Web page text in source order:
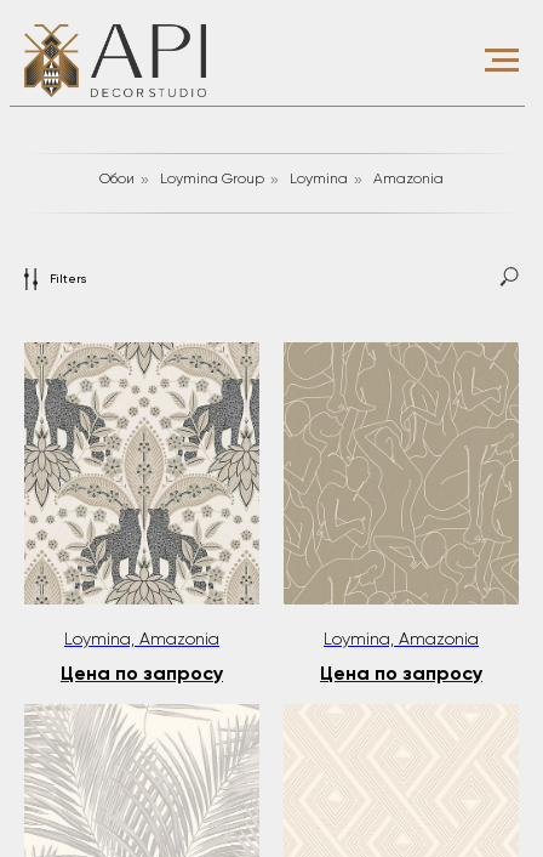
Обои » Loymina Group » Loymina » Amazonia
Filters
Loymina, Amazonia
Цена по запросу
Loymina, Amazonia
Цена по запросу